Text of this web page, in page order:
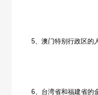
5、澳门特别行政区的
6、台湾省和福建省的